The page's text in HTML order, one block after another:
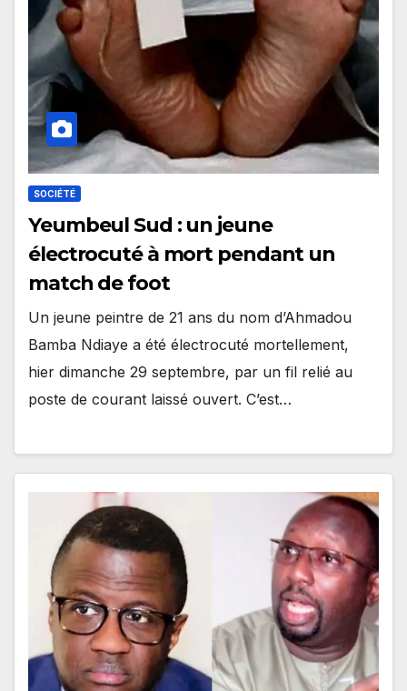
SOCIÉTÉ
Yeumbeul Sud : un jeune
électrocuté à mort pendant un
match de foot
Un jeune peintre de 21 ans du nom d’Ahmadou
Bamba Ndiaye a été électrocuté mortellement,
hier dimanche 29 septembre, par un fil relié au
poste de courant laissé ouvert. C’est…